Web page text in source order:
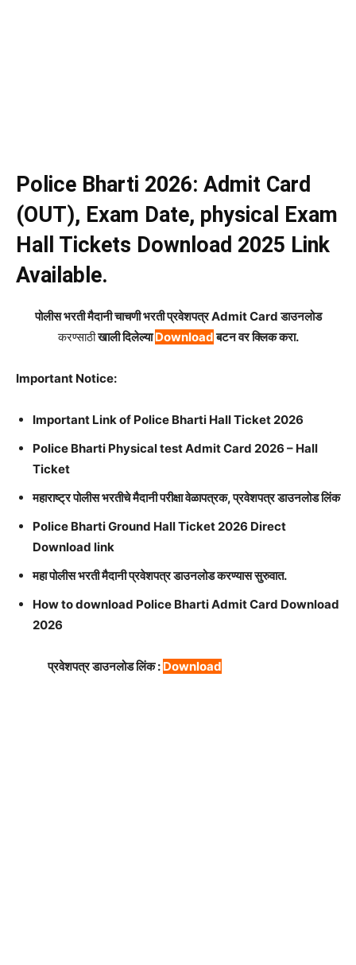
Police Bharti 2026: Admit Card
(OUT), Exam Date, physical Exam
Hall Tickets Download 2025 Link
Available.
पोलीस भरती मैदानी चाचणी भरती प्रवेशपत्र Admit Card डाउनलोड
करण्साठीखाली दिलेल्याDownloadबटन वर क्लिक करा.
Important Notice:
Important Link of Police Bharti Hall Ticket 2026
Police Bharti Physical test Admit Card 2026 – Hall
Ticket
महाराष्ट्र पोलीस भरतीचे मैदानी परीक्षा वेळापत्रक, प्रवेशपत्र डाउनलोड लिंक
Police Bharti Ground Hall Ticket 2026 Direct
Download link
महा पोलीस भरती मैदानी प्रवेशपत्र डाउनलोड करण्यास सुरुवात.
How to download Police Bharti Admit Card Download
2026
प्रवेशपत्र डाउनलोड लिंक : Download